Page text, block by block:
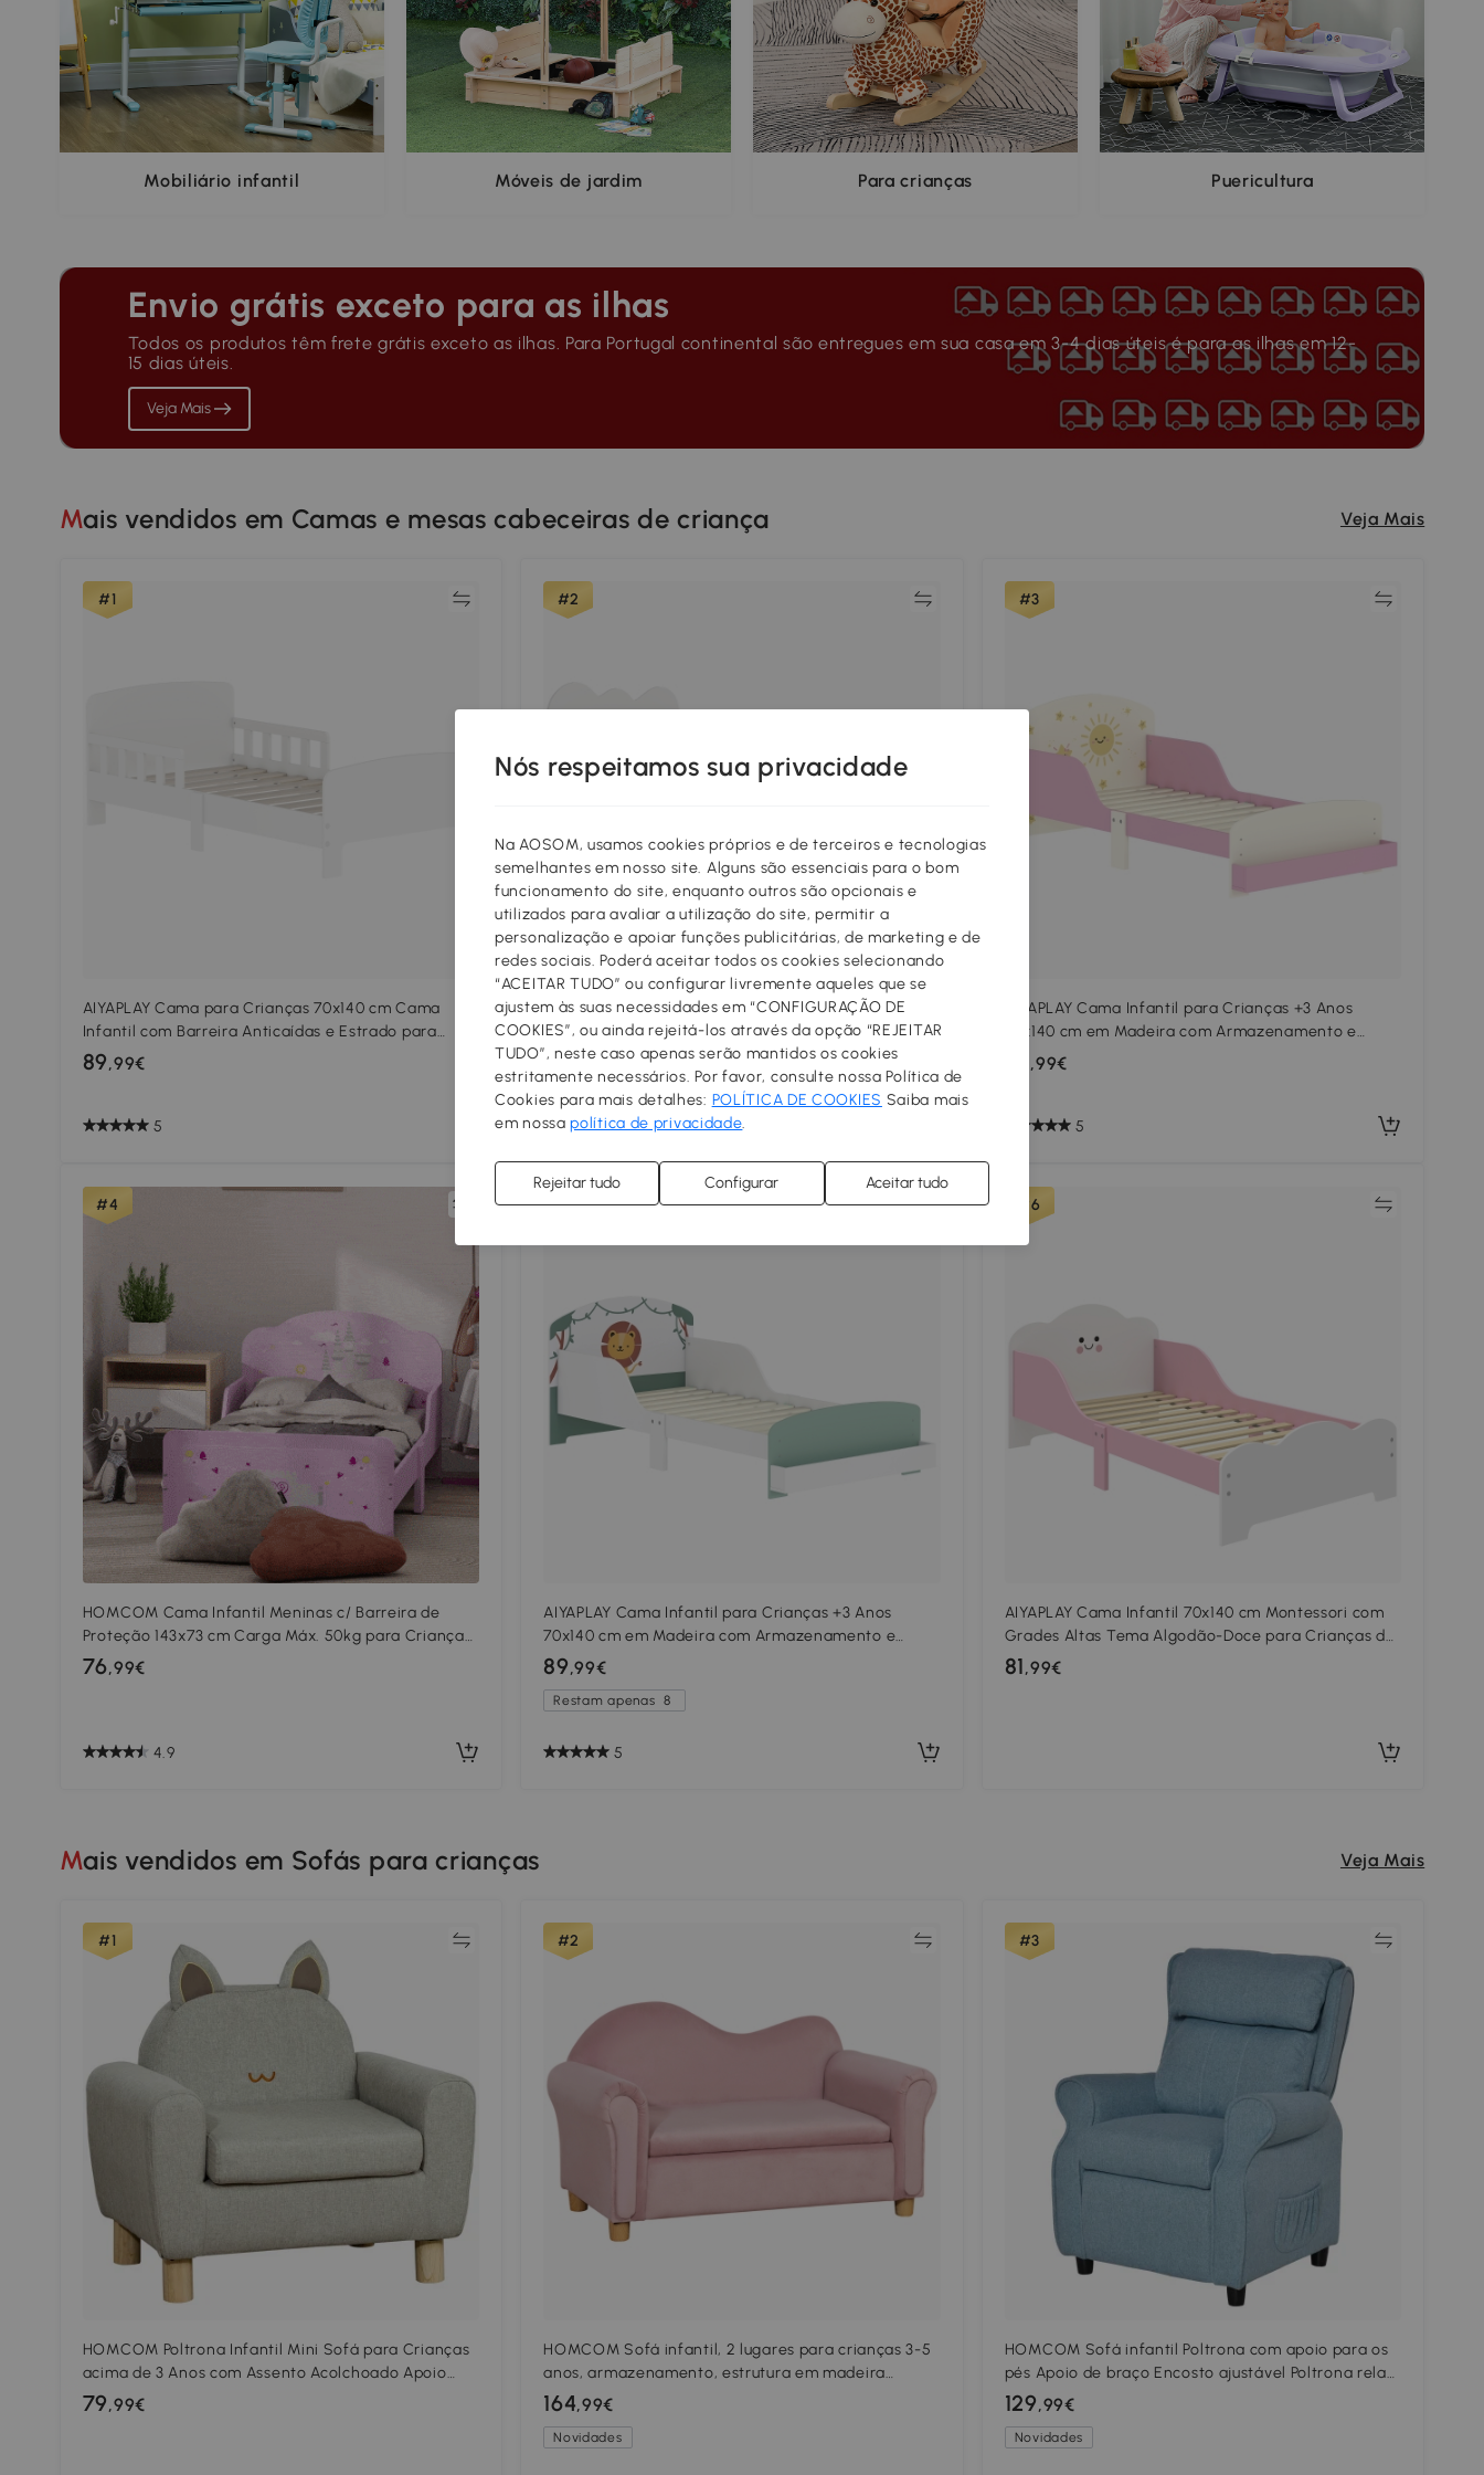
Mobiliário infantil Móveis de jardim Para crianças Puericultura
Envio grátis exceto para as ilhas
Todos os produtos têm frete grátis exceto as ilhas. Para Portugal continental são entregues em sua casa em 3-4 dias úteis é para as ilhas em 12-
15 dias úteis.
Veja Mais
Mais vendidos em Camas e mesas cabeceiras de criança Veja Mais
#1
AIYAPLAY Cama para Crianças 70x140 cm Cama
Infantil com Barreira Anticaídas e Estrado para
Meninos e Meninas de 3-8 Anos
89,99€
5
#2
AIYAPLAY Cama para Crianças 143,5x74,5x56 cm
Estrutura de Cama Infantil com Desenho de Núvem
e Barreira de Segurança Branco
84,99€
5
#3
AIYAPLAY Cama Infantil para Crianças +3 Anos
70x140 cm em Madeira com Armazenamento e
Desenhos de Estrelas para Dormitório Rosa
,99€
5
#4
HOMCOM Cama Infantil Meninas c/ Barreira de
Proteção 143x73 cm Carga Máx. 50kg para Crianças
acima de 3 Anos Rosa
76,99€
4.9
Comparar
#5
AIYAPLAY Cama Infantil para Crianças +3 Anos
70x140 cm em Madeira com Armazenamento e
Desenho de Leão para Quarto Verde
89,99€
Restam apenas 8
5
#6
AIYAPLAY Cama Infantil 70x140 cm Montessori com
Grades Altas Tema Algodão-Doce para Crianças de
3 a 6 Anos Rosa
81,99€
Mais vendidos em Sofás para crianças Veja Mais
#1
HOMCOM Poltrona Infantil Mini Sofá para Crianças
acima de 3 Anos com Assento Acolchoado Apoio
para os Braços 60x42x50cm Cinza
79,99€
#2
HOMCOM Sofá infantil, 2 lugares para crianças 3-5
anos, armazenamento, estrutura em madeira
natural, 84 x 41,5 x 48,5cm, rosa
164,99€
Novidades
#3
HOMCOM Sofá infantil Poltrona com apoio para os
pés Apoio de braço Encosto ajustável Poltrona relax
Sofá-cama infantil Cadeira para 3-5 anos Meninos
129,99€
Novidades
Nós respeitamos sua privacidade
Na AOSOM, usamos cookies próprios e de terceiros e tecnologias
semelhantes em nosso site. Alguns são essenciais para o bom
funcionamento do site, enquanto outros são opcionais e
utilizados para avaliar a utilização do site, permitir a
personalização e apoiar funções publicitárias, de marketing e de
redes sociais. Poderá aceitar todos os cookies selecionando
“ACEITAR TUDO” ou configurar livremente aqueles que se
ajustem às suas necessidades em “CONFIGURAÇÃO DE
COOKIES”, ou ainda rejeitá-los através da opção “REJEITAR
TUDO”, neste caso apenas serão mantidos os cookies
estritamente necessários. Por favor, consulte nossa Política de
Cookies para mais detalhes: POLÍTICA DE COOKIES Saiba mais
em nossapolítica de privacidade.
Rejeitar tudo Configurar Aceitar tudo